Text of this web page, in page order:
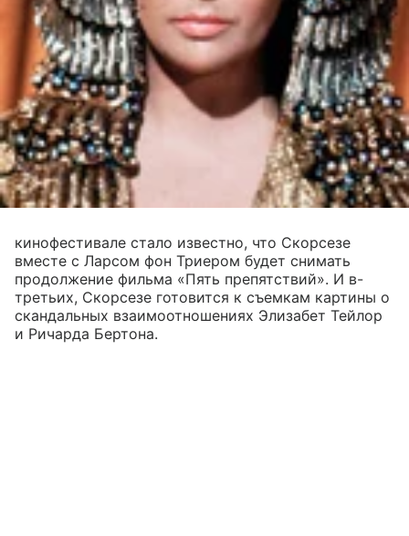
кинофестивале стало известно, что Скорсезе
вместе с Ларсом фон Триером будет снимать
продолжение фильма «Пять препятствий». И в-
третьих, Скорсезе готовится к съемкам картины о
скандальных взаимоотношениях Элизабет Тейлор
и Ричарда Бертона.